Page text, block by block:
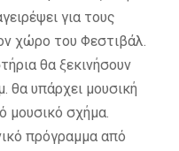
για τους
χώρο του Φεστιβάλ.
θα ξεκινήσουν
θα υπάρχει μουσική
μουσικό σχήμα.
πρόγραμμα από